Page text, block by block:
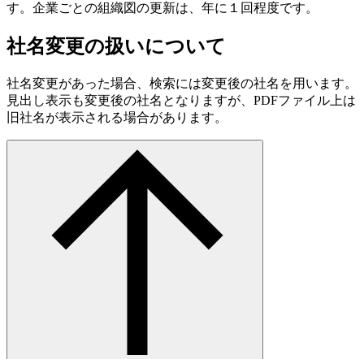
す。企業ごとの組織図の更新は、年に１回程度です。
社名変更の扱いについて
社名変更があった場合、検索には変更後の社名を用います。
見出し表示も変更後の社名となりますが、PDFファイル上は
旧社名が表示される場合があります。